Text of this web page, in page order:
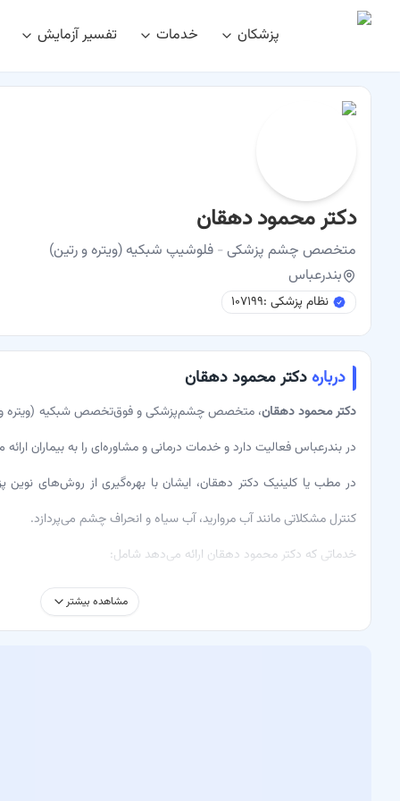
پزشکان خدمات تفسیر آزمایش
نوبت اینترنتی دکتر محمود دهقان متخصص چشم پزشکی و فلوشیپ شبکیه
دکتر محمود دهقان
متخصص چشم پزشکی - فلوشیپ شبکیه (ویتره و رتین)
بندرعباس
نظام پزشکی :۱۰۷۱۹۹
درباره دکتر محمود دهقان
دکتر محمود دهقان، متخصص چشم‌پزشکی و فوق‌تخصص شبکیه (ویتره
در بندرعباس فعالیت دارد و خدمات درمانی و مشاوره‌ای را به بیماران
در مطب یا کلینیک دکتر دهقان، ایشان با بهره‌گیری از روش‌های
کنترل مشکلاتی مانند آب مروارید، آب سیاه و انحراف چشم می‌پردازد.
خدماتی که دکتر محمود دهقان ارائه می‌دهد شامل:
جراحی آب مروارید – برداشتن عدسی کدر شده و جایگزینی آن
مشاهده بیشتر